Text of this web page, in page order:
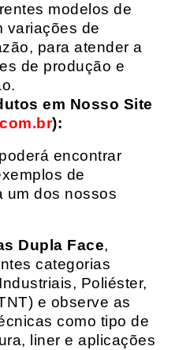
modelos de
variações de
para atender a
de produção e
em Nosso Site
):
encontrar
de
um dos nossos
Dupla Face,
categorias
Poliéster,
e observe as
como tipo de
liner e aplicações